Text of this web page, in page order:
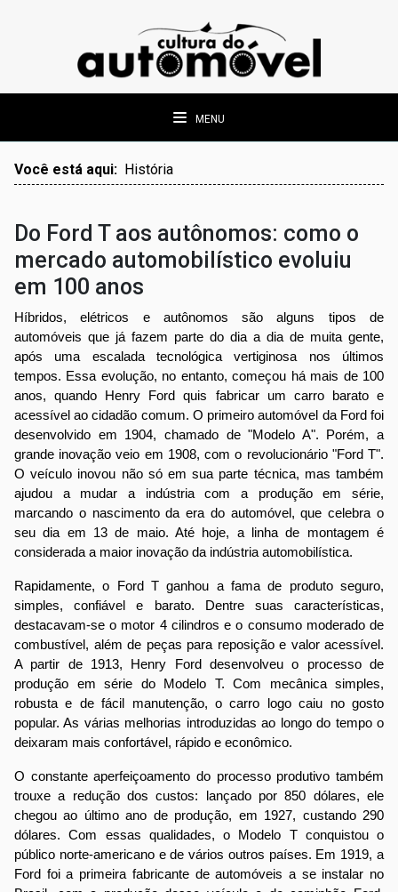
MENU
Você está aqui: História
Do Ford T aos autônomos: como o
mercado automobilístico evoluiu
em 100 anos
Híbridos, elétricos e autônomos são alguns tipos de
automóveis que já fazem parte do dia a dia de muita gente,
após uma escalada tecnológica vertiginosa nos últimos
tempos. Essa evolução, no entanto, começou há mais de 100
anos, quando Henry Ford quis fabricar um carro barato e
acessível ao cidadão comum. O primeiro automóvel da Ford foi
desenvolvido em 1904, chamado de "Modelo A". Porém, a
grande inovação veio em 1908, com o revolucionário "Ford T".
O veículo inovou não só em sua parte técnica, mas também
ajudou a mudar a indústria com a produção em série,
marcando o nascimento da era do automóvel, que celebra o
seu dia em 13 de maio. Até hoje, a linha de montagem é
considerada a maior inovação da indústria automobilística.
Rapidamente, o Ford T ganhou a fama de produto seguro,
simples, confiável e barato. Dentre suas características,
destacavam-se o motor 4 cilindros e o consumo moderado de
combustível, além de peças para reposição e valor acessível.
A partir de 1913, Henry Ford desenvolveu o processo de
produção em série do Modelo T. Com mecânica simples,
robusta e de fácil manutenção, o carro logo caiu no gosto
popular. As várias melhorias introduzidas ao longo do tempo o
deixaram mais confortável, rápido e econômico.
O constante aperfeiçoamento do processo produtivo também
trouxe a redução dos custos: lançado por 850 dólares, ele
chegou ao último ano de produção, em 1927, custando 290
dólares. Com essas qualidades, o Modelo T conquistou o
público norte-americano e de vários outros países. Em 1919, a
Ford foi a primeira fabricante de automóveis a se instalar no